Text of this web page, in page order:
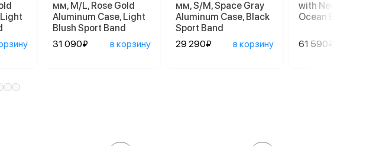
мм, M/L, Rose Gold
Aluminum Case, Light
Blush Sport Band
31 090₽
в корзину
мм, S/M, Space Gray
Aluminum Case, Black
Sport Band
29 290₽
в корзину
with Neon Green
Ocean Band
61 590₽